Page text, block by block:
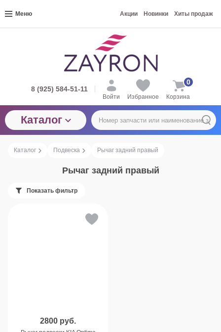
Меню Акции Новинки Хиты продаж
8 (925) 584-51-11
Войти Избранное Корзина
0
Каталог
Каталог Подвеска Рычаг задний правый
Рычаг задний правый
Показать фильтр
2800 руб.